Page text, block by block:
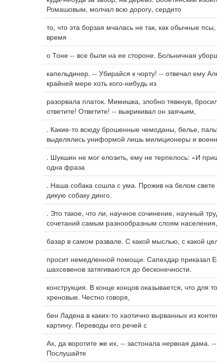
Ромашовым, молчал всю дорогу, сердито
то, что эта борзая мчалась не так, как обычные
время
о Тоне -- все были на ее стороне. Больничная
капельдинер. -- Убирайся к чорту! -- отвечал ему
крайней мере хоть кого-нибудь из
разорвала платок. Мимишка, злобно тявкнув,
ответите! Ответите! -- выкрикивал он заячьим,
. Какие-то всюду брошенные чемоданы, белье,
выделялись униформой лишь милиционеры и
. Шукшин не мог елозить, ему не терпелось: «И
одна фраза
. Наша собака сошла с ума. Прожив на белом свете
дикую собаку динго.
. Это такое, что ли, научное сочинение, научный
сочетаний самым разнообразным слоям
базар в самом развале. С какой мыслью, с какой
просит немедленной помощи. Сапехдар приказал
шахсевенов затягиваются до бесконечности.
конструкция. В конце концов оказывается, что для
хреновые. Честно говоря,
бен Ладена в каких-то хаотично вырванных из
картину. Переводы его речей с
Ах, да воротите же их, -- застонала нервная дама.
Послушайте